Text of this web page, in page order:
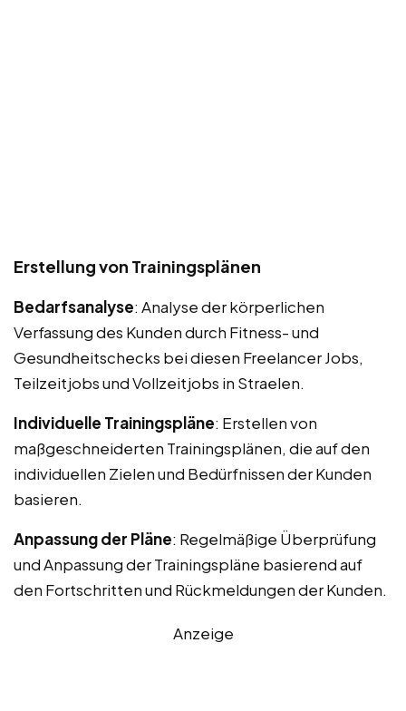
Erstellung von Trainingsplänen
Bedarfsanalyse: Analyse der körperlichen
Verfassung des Kunden durch Fitness- und
Gesundheitschecks bei diesen Freelancer Jobs,
Teilzeitjobs und Vollzeitjobs in Straelen.
Individuelle Trainingspläne: Erstellen von
maßgeschneiderten Trainingsplänen, die auf den
individuellen Zielen und Bedürfnissen der Kunden
basieren.
Anpassung der Pläne: Regelmäßige Überprüfung
und Anpassung der Trainingspläne basierend auf
den Fortschritten und Rückmeldungen der Kunden.
Anzeige